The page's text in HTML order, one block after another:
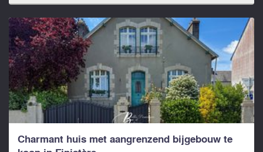
Charmant huis met aangrenzend bijgebouw te